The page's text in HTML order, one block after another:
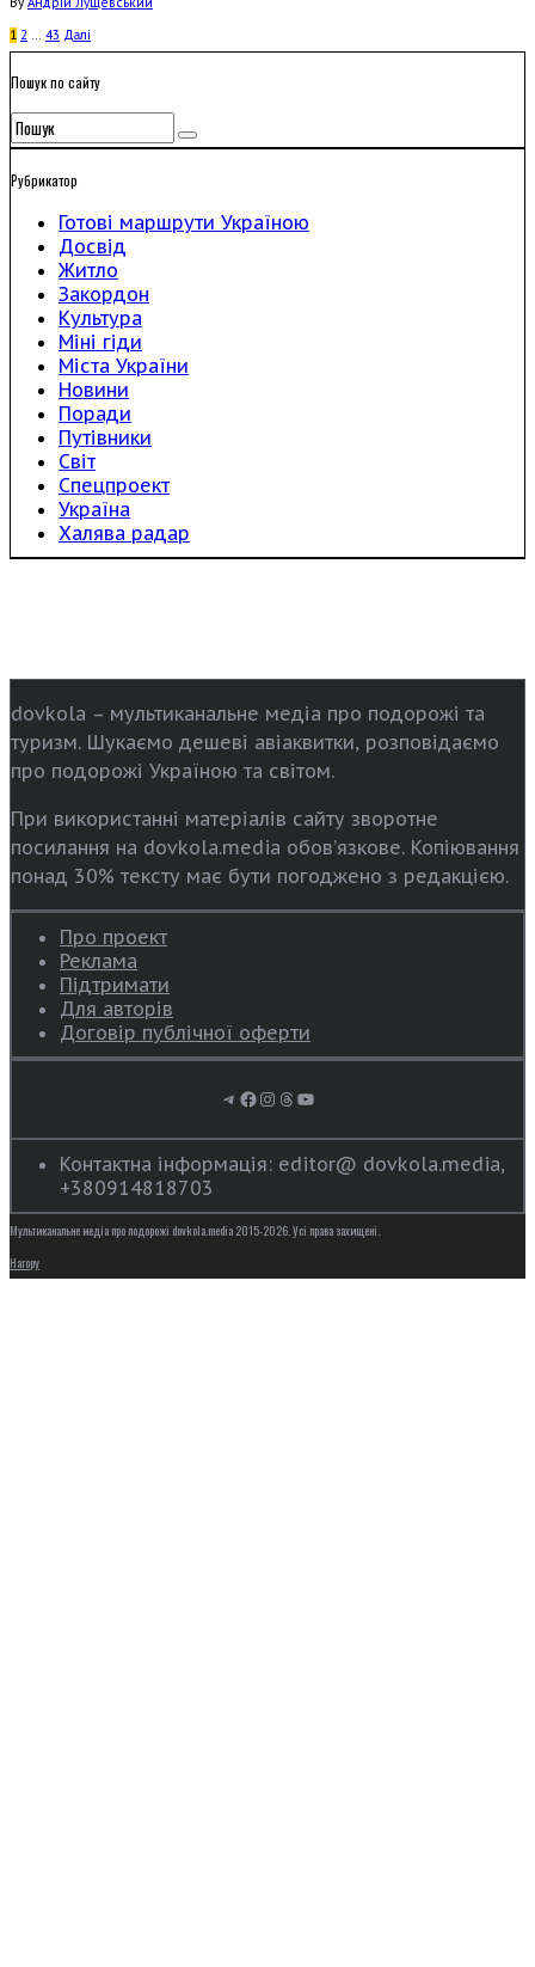
1 2 … 43 Далi
Пошук по сайту
Рубрикатор
Готові маршрути Україною
Досвід
Житло
Закордон
Культура
Міні гіди
Міста України
Новини
Поради
Путівники
Світ
Спецпроект
Україна
Халява радар
dovkola – мультиканальне медіа про подорожі та
туризм. Шукаємо дешеві авіаквитки, розповідаємо
про подорожі Україною та світом.
При використанні матеріалів сайту зворотне
посилання на dovkola.media обов’язкове. Копіювання
понад 30% тексту має бути погоджено з редакцією.
Про проект
Реклама
Підтримати
Для авторів
Договір публічної оферти
Telegram
Facebook
Instagram
Threads
YouTube
Контактна інформація: editor@ dovkola.media,
+380914818703
Мультиканальне медіа про подорожі dovkola.media 2015-2026. Усі права захищені.
Нагору